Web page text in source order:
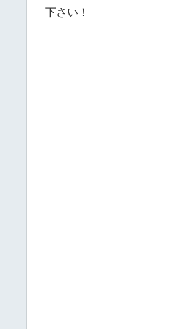
下さい！